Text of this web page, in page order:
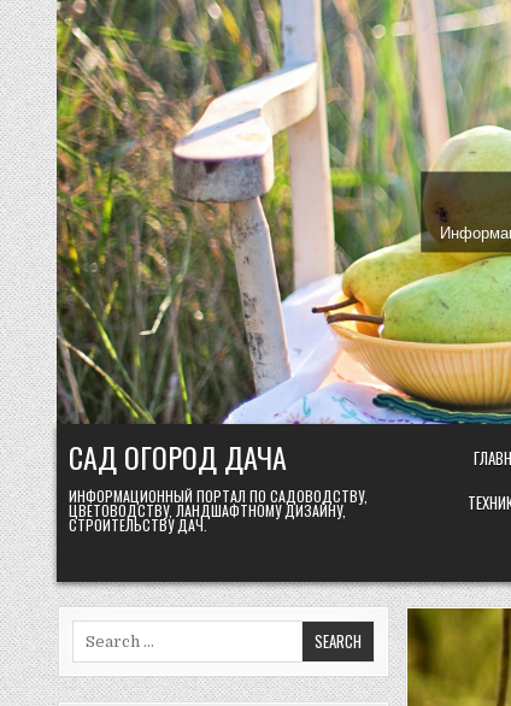
Skip
to
content
САД ОГОРОД ДАЧА
ИНФОРМАЦИОННЫЙ ПОРТАЛ ПО САДОВОДСТВУ,
ЦВЕТОВОДСТВУ, ЛАНДШАФТНОМУ ДИЗАЙНУ,
СТРОИТЕЛЬСТВУ ДАЧ.